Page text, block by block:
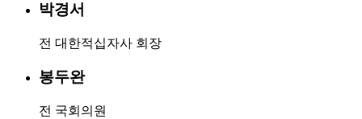
박경서
전 대한적십자사 회장
봉두완
전 국회의원